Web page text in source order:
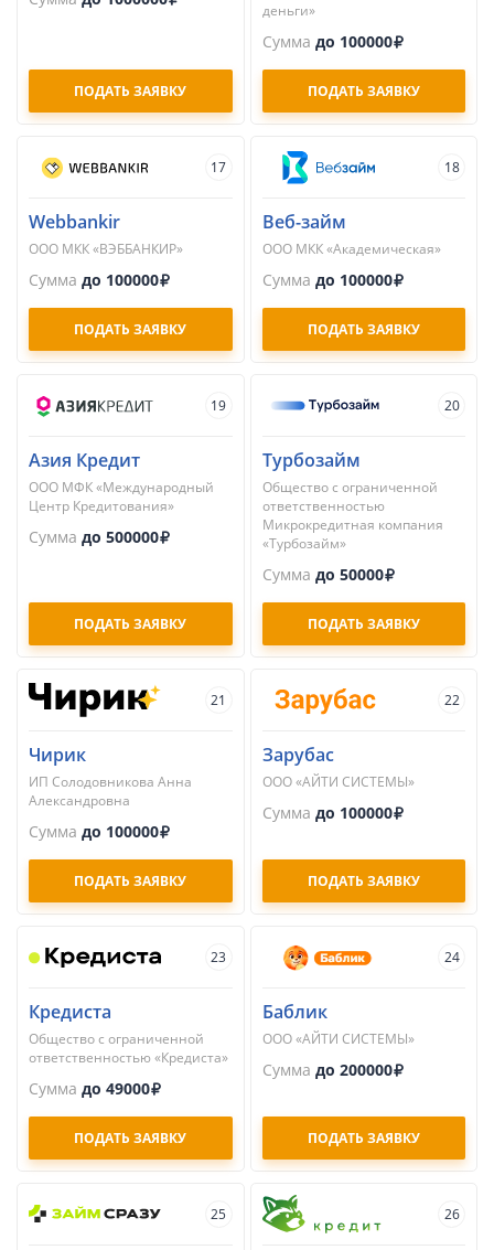
ПОДАТЬ ЗАЯВКУ
деньги»
Сумма до 100000
ПОДАТЬ ЗАЯВКУ
17
Webbankir
ООО МКК «ВЭББАНКИР»
Сумма до 100000
ПОДАТЬ ЗАЯВКУ
18
Веб-займ
ООО МКК «Академическая»
Сумма до 100000
ПОДАТЬ ЗАЯВКУ
19
Азия Кредит
ООО МФК «Международный
Центр Кредитования»
Сумма до 500000
ПОДАТЬ ЗАЯВКУ
20
Турбозайм
Общество с ограниченной
ответственностью
Микрокредитная компания
«Турбозайм»
Сумма до 50000
ПОДАТЬ ЗАЯВКУ
21
Чирик
ИП Солодовникова Анна
Александровна
Сумма до 100000
ПОДАТЬ ЗАЯВКУ
22
Зарубас
ООО «АЙТИ СИСТЕМЫ»
Сумма до 100000
ПОДАТЬ ЗАЯВКУ
23
Кредиста
Общество с ограниченной
ответственностью «Кредиста»
Сумма до 49000
ПОДАТЬ ЗАЯВКУ
24
Баблик
ООО «АЙТИ СИСТЕМЫ»
Сумма до 200000
ПОДАТЬ ЗАЯВКУ
25 26